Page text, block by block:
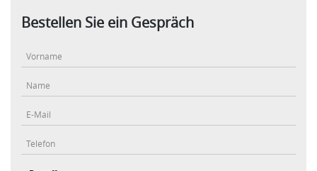
Bestellen Sie ein Gespräch